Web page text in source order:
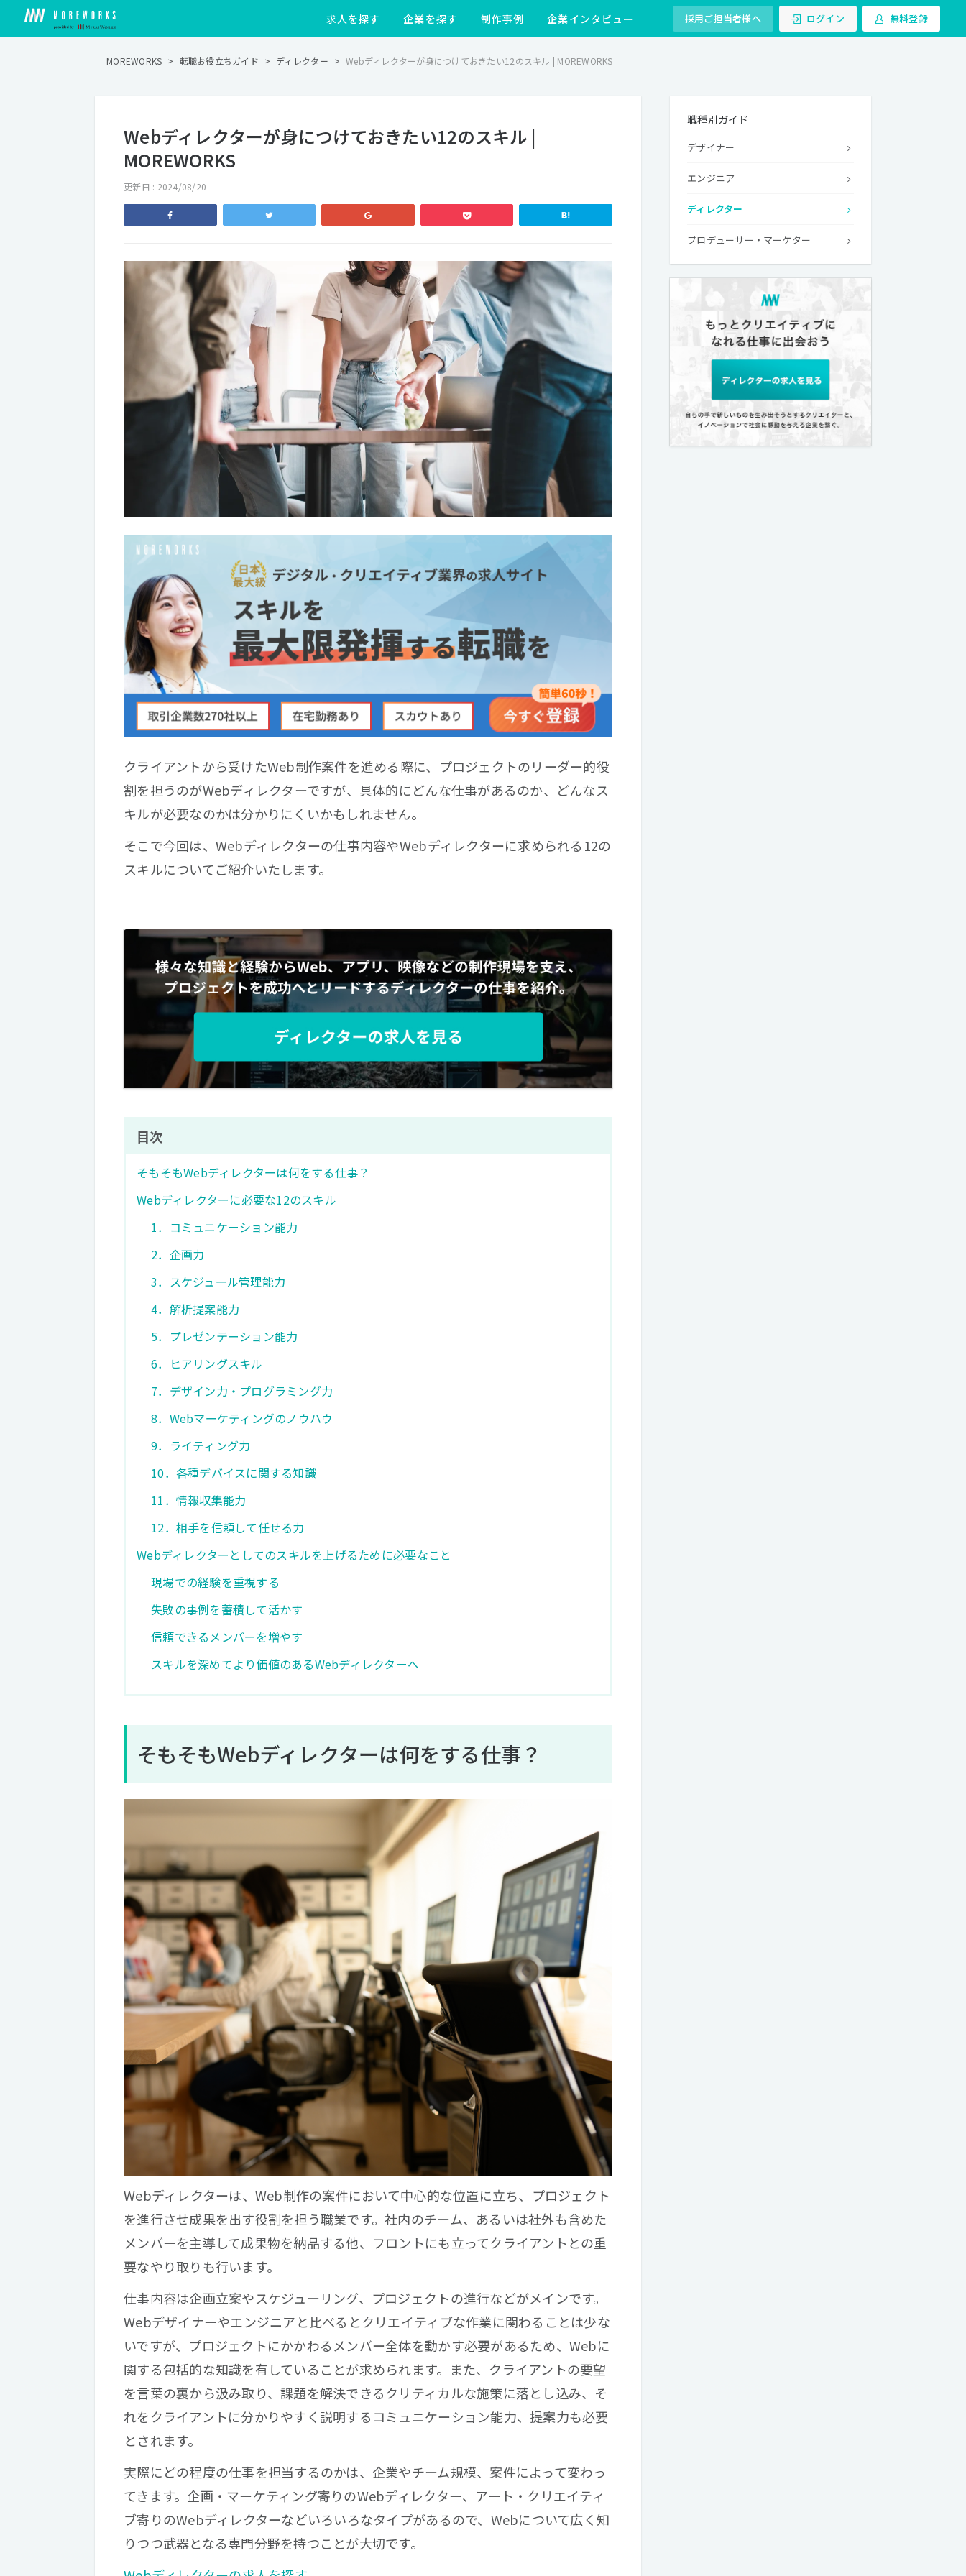
求人を探す 企業を探す 制作事例 企業インタビュー 採用ご担当者様へ ログイン 無料登録
MOREWORKS > 転職お役立ちガイド > ディレクター > Webディレクターが身につけておきたい12のスキル | MOREWORKS
Webディレクターが身につけておきたい12のスキル |
MOREWORKS
更新日 : 2024/08/20
クライアントから受けたWeb制作案件を進める際に、プロジェクトのリーダー的役
割を担うのがWebディレクターですが、具体的にどんな仕事があるのか、どんなス
キルが必要なのかは分かりにくいかもしれません。
そこで今回は、Webディレクターの仕事内容やWebディレクターに求められる12の
スキルについてご紹介いたします。
目次
そもそもWebディレクターは何をする仕事？
Webディレクターに必要な12のスキル
1．コミュニケーション能力
2．企画力
3．スケジュール管理能力
4．解析提案能力
5．プレゼンテーション能力
6．ヒアリングスキル
7．デザイン力・プログラミング力
8．Webマーケティングのノウハウ
9．ライティング力
10．各種デバイスに関する知識
11．情報収集能力
12．相手を信頼して任せる力
Webディレクターとしてのスキルを上げるために必要なこと
現場での経験を重視する
失敗の事例を蓄積して活かす
信頼できるメンバーを増やす
スキルを深めてより価値のあるWebディレクターへ
そもそもWebディレクターは何をする仕事？
Webディレクターは、Web制作の案件において中心的な位置に立ち、プロジェクト
を進行させ成果を出す役割を担う職業です。社内のチーム、あるいは社外も含めた
メンバーを主導して成果物を納品する他、フロントにも立ってクライアントとの重
要なやり取りも行います。
仕事内容は企画立案やスケジューリング、プロジェクトの進行などがメインです。
Webデザイナーやエンジニアと比べるとクリエイティブな作業に関わることは少な
いですが、プロジェクトにかかわるメンバー全体を動かす必要があるため、Webに
関する包括的な知識を有していることが求められます。また、クライアントの要望
を言葉の裏から汲み取り、課題を解決できるクリティカルな施策に落とし込み、そ
れをクライアントに分かりやすく説明するコミュニケーション能力、提案力も必要
とされます。
実際にどの程度の仕事を担当するのかは、企業やチーム規模、案件によって変わっ
てきます。企画・マーケティング寄りのWebディレクター、アート・クリエイティ
ブ寄りのWebディレクターなどいろいろなタイプがあるので、Webについて広く知
りつつ武器となる専門分野を持つことが大切です。
職種別ガイド
デザイナー
エンジニア
ディレクター
プロデューサー・マーケター